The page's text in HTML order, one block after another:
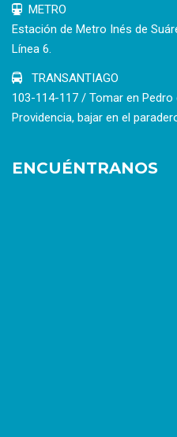
METRO
Estación de Metro Inés de
Línea 6.
TRANSANTIAGO
103-114-117 / Tomar en Pedro
Providencia, bajar en el
ENCUÉNTRANOS